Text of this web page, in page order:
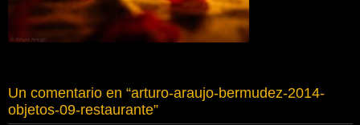
Un comentario en “arturo-araujo-bermudez-2014-
objetos-09-restaurante”